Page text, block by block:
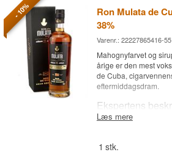
- 10%
Ron Mulata de
38%
Varenr.: 22227865416-55
Mahognyfarvet og
årige er den mest
de Cuba,
eftermiddagsdram.
Ekspertens
Læs mere
1 stk.